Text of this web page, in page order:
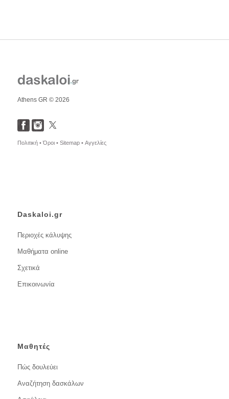
Athens GR © 2026
Πολιτική •Όροι • Sitemap • Αγγελίες
Daskaloi.gr
Περιοχές κάλυψης
Μαθήματα online
Σχετικά
Επικοινωνία
Μαθητές
Πώς δουλεύει
Αναζήτηση δασκάλων